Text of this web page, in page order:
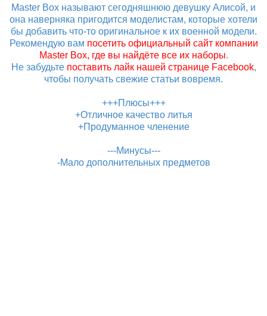
Master Box называют сегодняшнюю девушку Алисой, и
она наверняка пригодится моделистам, которые хотели
бы добавить что-то оригинальное к их военной модели.
Рекомендую вам посетить официальный сайт компании
Master Box, где вы найдёте все их наборы.
Не забудьте поставить лайк нашей странице Facebook,
чтобы получать свежие статьи вовремя.
+++Плюсы+++
+Отличное качество литья
+Продуманное членение
---Минусы---
-Мало дополнительных предметов